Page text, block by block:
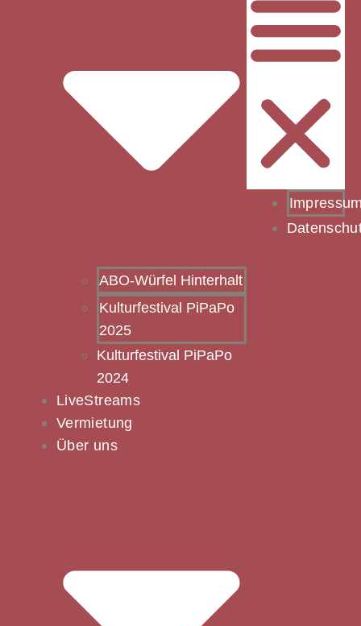
ABO-Würfel Hinterhalt
Kulturfestival PiPaPo
2025
Kulturfestival PiPaPo
2024
LiveStreams
Vermietung
Über uns